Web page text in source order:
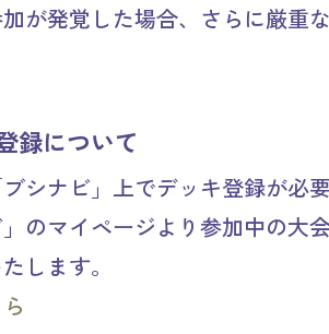
が発覚した場合、さらに厳重
録について
シナビ」上でデッキ登録が必
」のマイページより参加中の大
します。